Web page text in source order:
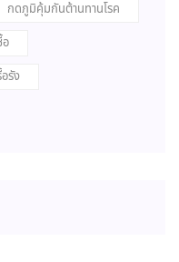
กดภูมิคุ้มกันต้านทานโรค
อ
รัง